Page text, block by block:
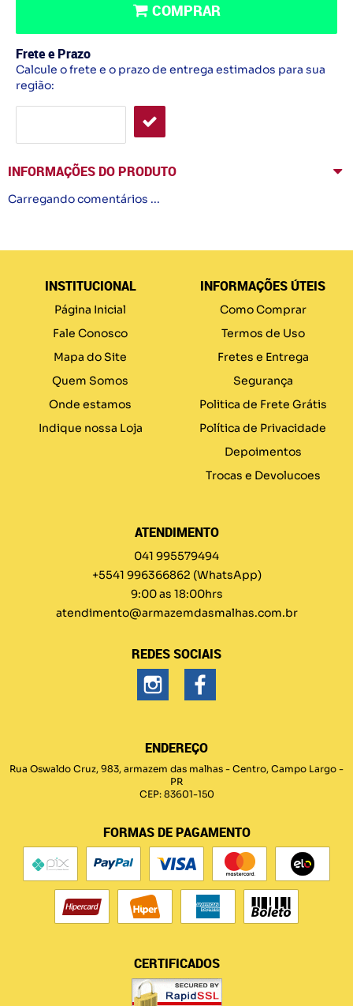
COMPRAR
Frete e Prazo
Calcule o frete e o prazo de entrega estimados para sua
região:
INFORMAÇÕES DO PRODUTO
Carregando comentários ...
INSTITUCIONAL
Página Inicial
Fale Conosco
Mapa do Site
Quem Somos
Onde estamos
Indique nossa Loja
INFORMAÇÕES ÚTEIS
Como Comprar
Termos de Uso
Fretes e Entrega
Segurança
Politica de Frete Grátis
Política de Privacidade
Depoimentos
Trocas e Devolucoes
ATENDIMENTO
041 995579494
+5541 996366862 (WhatsApp)
9:00 as 18:00hrs
atendimento@armazemdasmalhas.com.br
REDES SOCIAIS
ENDEREÇO
Rua Oswaldo Cruz, 983, armazem das malhas - Centro, Campo Largo -
PR
CEP: 83601-150
FORMAS DE PAGAMENTO
CERTIFICADOS